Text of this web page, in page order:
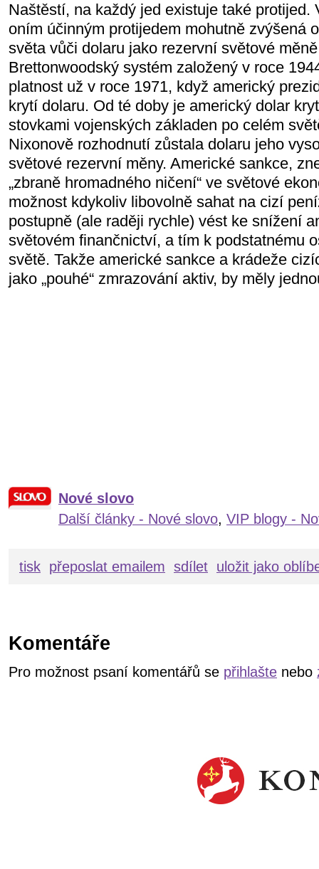
Naštěstí, na každý jed existuje také protijed.
oním účinným protijedem mohutně zvýšená
světa vůči dolaru jako rezervní světové
Brettonwoodský systém založený v roce
platnost už v roce 1971, když americký
krytí dolaru. Od té doby je americký dolar
stovkami vojenských základen po celém
Nixonově rozhodnutí zůstala dolaru jeho
světové rezervní měny. Americké sankce,
„zbraně hromadného ničení“ ve světové
možnost kdykoliv libovolně sahat na cizí
postupně (ale raději rychle) vést ke snížení
světovém finančnictví, a tím k podstatnému
světě. Takže americké sankce a krádeže
jako „pouhé“ zmrazování aktiv, by měly
Nové slovo
Další články - Nové slovo, VIP blogy -
tisk přeposlat emailem sdílet uložit jako
Komentáře
Pro možnost psaní komentářů se přihlašte nebo